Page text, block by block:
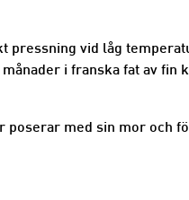
pressning vid låg
i franska fat av fin
poserar med sin mor och